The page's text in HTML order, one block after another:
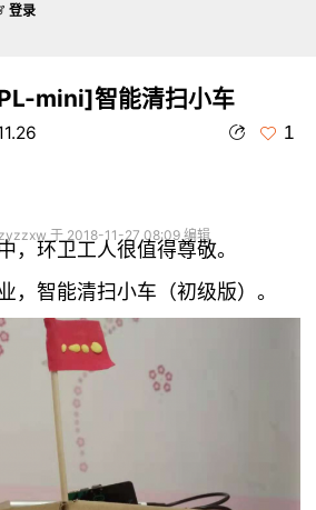
mini]智能清扫小车
1
于 2018-11-27 08:09 编辑
，环卫工人很值得尊敬。
，智能清扫小车（初级版）。
登录